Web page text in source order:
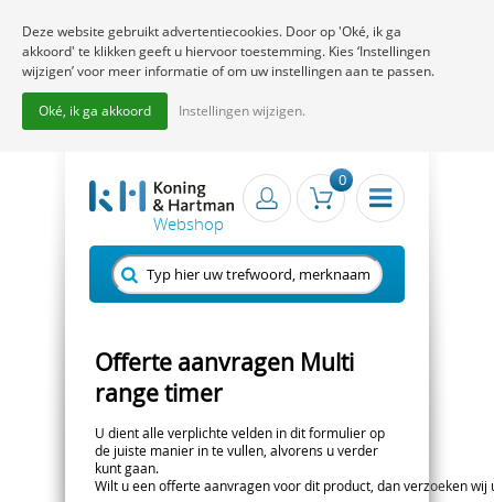
0
Offerte aanvragen Multi
range timer
U dient alle verplichte velden in dit formulier op
de juiste manier in te vullen, alvorens u verder
kunt gaan.
Wilt u een offerte aanvragen voor dit product, dan verzoeken
Deze website gebruikt advertentiecookies. Door op 'Oké, ik ga
akkoord' te klikken geeft u hiervoor toestemming. Kies ‘Instellingen
wijzigen’ voor meer informatie of om uw instellingen aan te passen.
Oké, ik ga akkoord Instellingen wijzigen.